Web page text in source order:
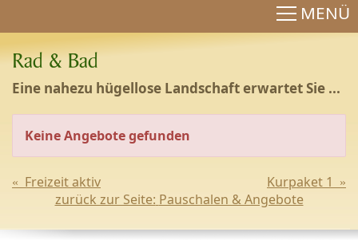
MENÜ
Eine nahezu hügellose Landschaft erwartet Sie ...
Keine Angebote gefunden
« Freizeit aktiv Kurpaket 1 »
zurück zur Seite: Pauschalen & Angebote